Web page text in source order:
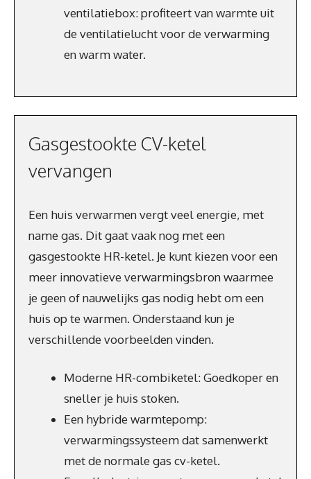
ventilatiebox: profiteert van warmte uit
de ventilatielucht voor de verwarming
en warm water.
Gasgestookte CV-ketel
vervangen
Een huis verwarmen vergt veel energie, met
name gas. Dit gaat vaak nog met een
gasgestookte HR-ketel. Je kunt kiezen voor een
meer innovatieve verwarmingsbron waarmee
je geen of nauwelijks gas nodig hebt om een
huis op te warmen. Onderstaand kun je
verschillende voorbeelden vinden.
Moderne HR-combiketel: Goedkoper en
sneller je huis stoken.
Een hybride warmtepomp:
verwarmingssysteem dat samenwerkt
met de normale gas cv-ketel.